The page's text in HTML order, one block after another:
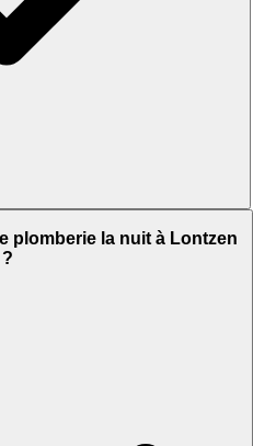
plomberie la nuit à Lontzen
?